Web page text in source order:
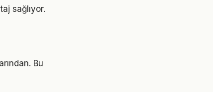
sağlıyor.
Bu